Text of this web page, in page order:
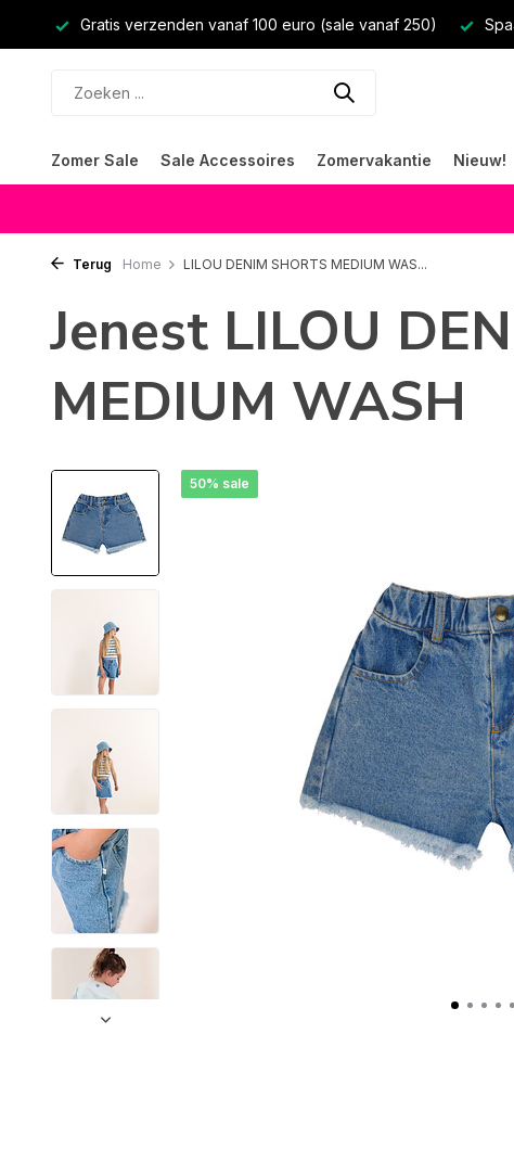
Gratis verzenden vanaf 100 euro (sale vanaf 250)
Zomer Sale Sale Accessoires Zomervakantie Nieuw!
Terug Home LILOU DENIM SHORTS MEDIUM WAS...
Jenest LILOU
MEDIUM WASH
50% sale